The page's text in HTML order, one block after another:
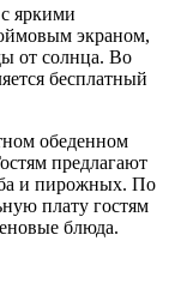
яркими
экраном,
от солнца. Во
бесплатный
обеденном
предлагают
и пирожных. По
плату гостям
блюда.